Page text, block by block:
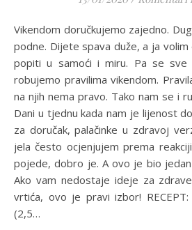
Vikendom doručkujemo zajedno. Dugo i polako, negdje oko
podne. Dijete spava duže, a ja
popiti u samoći i miru. Pa se sve
robujemo pravilima vikendom.
na njih nema pravo. Tako nam se i
Dani u tjednu kada nam je lijenost
za doručak, palačinke u zdravoj
jela često ocjenjujem prema
pojede, dobro je. A ovo je bio
Ako vam nedostaje ideje za
vrtića, ovo je pravi izbor! RECEPT:
(2,5…